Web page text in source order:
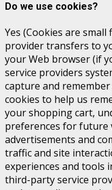
Do we use cookies?
Yes (Cookies are
provider transfers to
your Web browser (if
service providers
capture and
cookies to help us
your shopping cart,
preferences for future
advertisements and
traffic and site
experiences and tools
third-party service